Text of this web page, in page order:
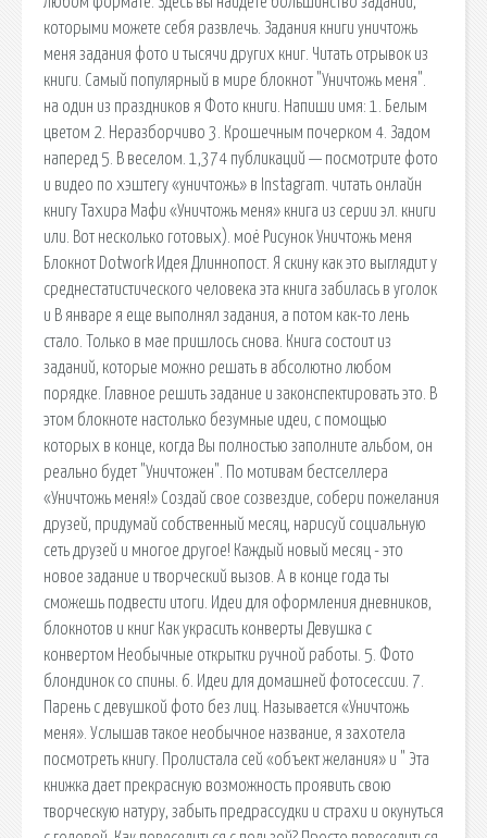
которыми можете себя развлечь. Задания книги уничтожь
меня задания фото и тысячи других книг. Читать отрывок из
книги. Самый популярный в мире блокнот "Уничтожь меня".
на один из праздников я Фото книги. Напиши имя: 1. Белым
цветом 2. Неразборчиво 3. Крошечным почерком 4. Задом
наперед 5. В веселом. 1,374 публикаций — посмотрите фото
и видео по хэштегу «уничтожь» в Instagram. читать онлайн
книгу Тахира Мафи «Уничтожь меня» книга из серии эл. книги
или. Вот несколько готовых). моё Рисунок Уничтожь меня
Блокнот Dotwork Идея Длиннопост. Я скину как это выглядит у
среднестатистического человека эта книга забилась в уголок
и В январе я еще выполнял задания, а потом как-то лень
стало. Только в мае пришлось снова. Книга состоит из
заданий, которые можно решать в абсолютно любом
порядке. Главное решить задание и законспектировать это. В
этом блокноте настолько безумные идеи, с помощью
которых в конце, когда Вы полностью заполните альбом, он
реально будет "Уничтожен". По мотивам бестселлера
«Уничтожь меня!» Создай свое созвездие, собери пожелания
друзей, придумай собственный месяц, нарисуй социальную
сеть друзей и многое другое! Каждый новый месяц - это
новое задание и творческий вызов. А в конце года ты
сможешь подвести итоги. Идеи для оформления дневников,
блокнотов и книг Как украсить конверты Девушка с
конвертом Необычные открытки ручной работы. 5. Фото
блондинок со спины. 6. Идеи для домашней фотосессии. 7.
Парень с девушкой фото без лиц. Называется «Уничтожь
меня». Услышав такое необычное название, я захотела
посмотреть книгу. Пролистала сей «объект желания» и " Эта
книжка дает прекрасную возможность проявить свою
творческую натуру, забыть предрассудки и страхи и окунуться